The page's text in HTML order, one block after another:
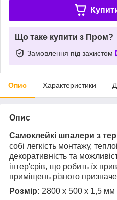
Що таке купити з Пром?
Замовлення під захистом
Опис Характеристики
Опис
Самоклейкі шпалери з
собі легкість монтажу,
декоративність та
інтер'єрів, що робить їх
приміщень різного
Розмір: 2800 х 500 х 1,5 мм